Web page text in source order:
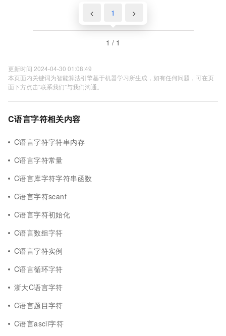
< 1 >
1 / 1
更新时间 2024-04-30 01:08:49
本页面内关键词为智能算法引擎基于机器学习所生成，如有任何问题，可在页
面下方点击"联系我们"与我们沟通。
C语言字符相关内容
C语言字符字符串内存
C语言字符常量
C语言库字符字符串函数
C语言字符scanf
C语言字符初始化
C语言数组字符
C语言字符实例
C语言循环字符
浙大C语言字符
C语言题目字符
C语言ascii字符